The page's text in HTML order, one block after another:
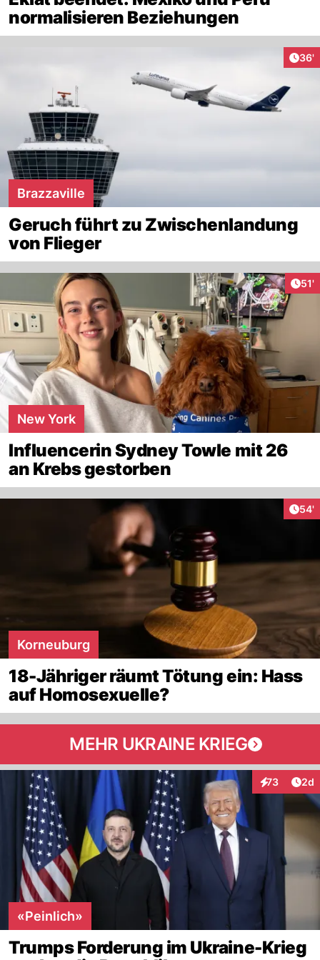
normalisieren Beziehungen
36'
Brazzaville
Geruch führt zu Zwischenlandung
von Flieger
51'
New York
Influencerin Sydney Towle mit 26
an Krebs gestorben
54'
Korneuburg
18-Jähriger räumt Tötung ein: Hass
auf Homosexuelle?
MEHR UKRAINE KRIEG
73
Interaktionen
2d
«Peinlich»
Trumps Forderung im Ukraine-Krieg